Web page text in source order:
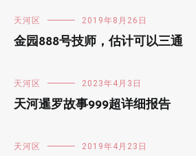
天河区 2019年8月26日
金园888号技师，估计可以三通
天河区 2023年4月3日
天河暹罗故事999超详细报告
天河区 2019年4月23日